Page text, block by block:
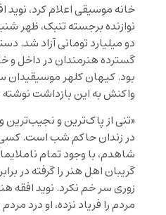
خانه موسیقی اعلام کرد، نوید
دو میلیارد تومانی آزاد شد.
گسترده هنرمندان در داخل و
بود. کیهان کلهر موسیقیدان
واکنش به این بازداشت نوشته
«تنی از پاک‌ترین و نجیب‌ترین
در زندان حاکم شب است.
شاهدم، با وجود تمام
گریبان اهل هنر را گرفته در
زوری سر خم نکرد. نوید افقه
مردم را فریاد نزده، او درد